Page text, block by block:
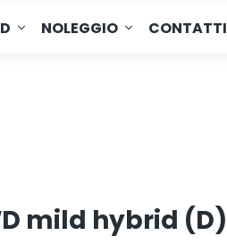
NOLEGGIO CONTATTI
mild hybrid (D)